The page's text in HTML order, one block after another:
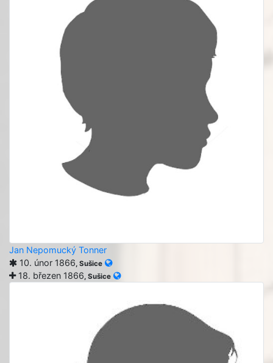
Jan Nepomucký Tonner
10. únor 1866, Sušice
18. březen 1866, Sušice